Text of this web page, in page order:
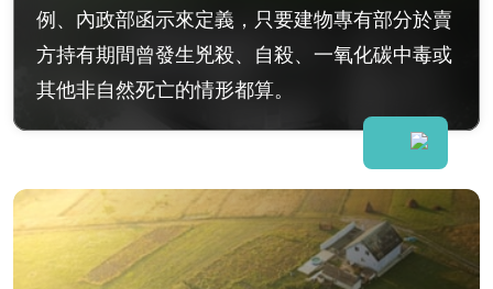
例、內政部函示來定義，只要建物專有部分於賣
方持有期間曾發生兇殺、自殺、一氧化碳中毒或
其他非自然死亡的情形都算。